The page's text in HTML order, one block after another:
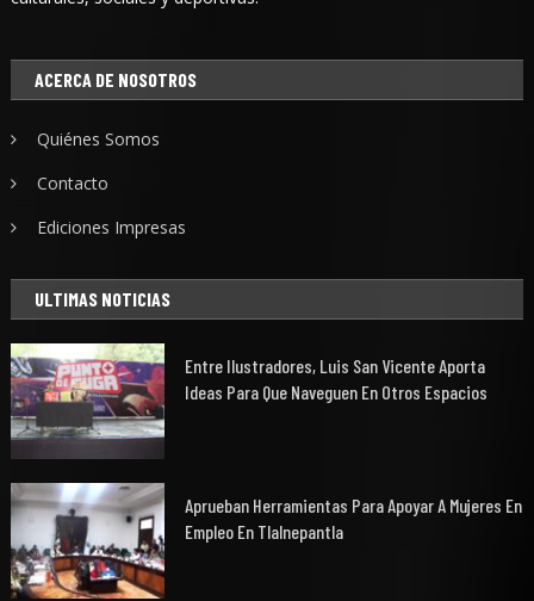
ACERCA DE NOSOTROS
Quiénes Somos
Contacto
Ediciones Impresas
ULTIMAS NOTICIAS
Entre Ilustradores, Luis San Vicente Aporta
Ideas Para Que Naveguen En Otros Espacios
Aprueban Herramientas Para Apoyar A Mujeres En
Empleo En Tlalnepantla